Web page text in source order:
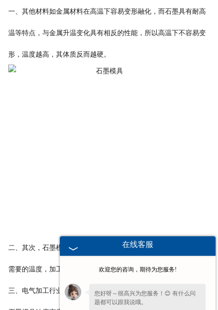
一、其他材料如金属材料在高温下容易变形融化，而石墨具有耐高
温等特点，与金属升温变化具有相反的性能，所以高温下不容易变
形，温度越高，其体质反而越硬。
二、其次，石墨模具的硬度高，而且导热性好，所以更容易升温到
需要的温度，加工过程更顺利和连续。
三、电气加工行业无论是对材料的精度还是外观都有很高的要求，
在线客服
欢迎您的咨询，期待为您服务!
您好呀～很高兴为您服务！😊 有什么问
题都可以跟我说哦。